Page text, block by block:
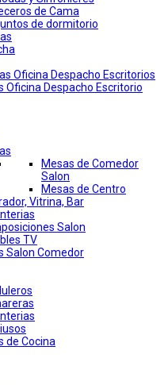
de Cama
de dormitorio
Oficina Despacho Escritorios
Oficina Despacho Escritorio
Mesas de Comedor
Salon
Mesas de Centro
Vitrina, Bar
Salon
TV
Salon Comedor
de Cocina